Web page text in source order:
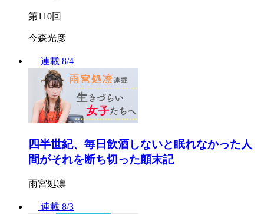
第110回
今森光彦
連載 8/4
四半世紀、毎日飲酒しないと眠れなかった人
間がそれを断ち切った顛末記
雨宮処凛
連載 8/3